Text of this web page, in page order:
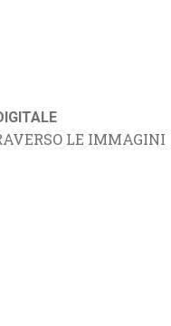
LE IMMAGINI